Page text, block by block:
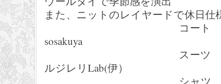
また、ニットのレイヤードで休日仕
コート １３６
sosakuya
スーツ １５７，
ルジレリLab(伊）
シャツ １６，８